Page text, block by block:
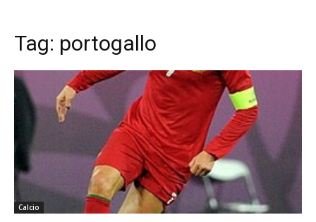
Tag: portogallo
Calcio